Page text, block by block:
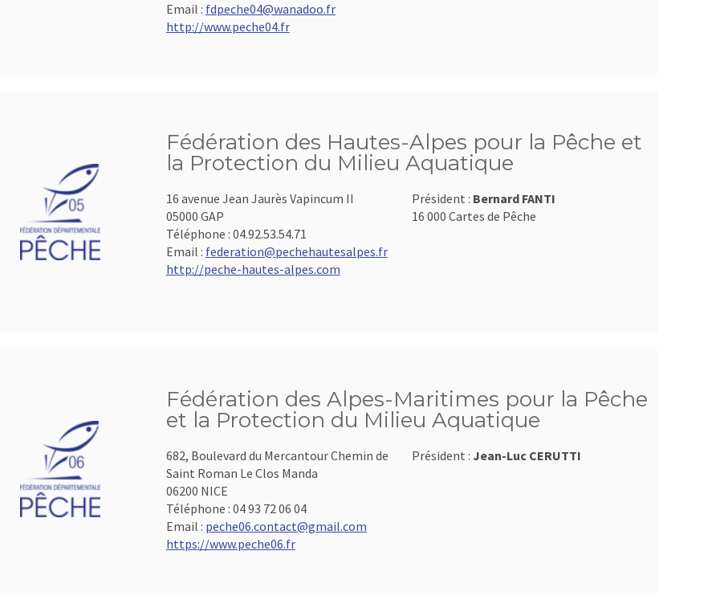
Email : fdpeche04@wanadoo.fr
http://www.peche04.fr
Fédération des Hautes-Alpes pour la Pêche et
la Protection du Milieu Aquatique
16 avenue Jean Jaurès Vapincum II
05000 GAP
Téléphone : 04.92.53.54.71
Email : federation@pechehautesalpes.fr
http://peche-hautes-alpes.com
Président : Bernard FANTI
16 000 Cartes de Pêche
Fédération des Alpes-Maritimes pour la Pêche
et la Protection du Milieu Aquatique
682, Boulevard du Mercantour Chemin de
Saint Roman Le Clos Manda
06200 NICE
Téléphone : 04 93 72 06 04
Email : peche06.contact@gmail.com
https://www.peche06.fr
Président : Jean-Luc CERUTTI